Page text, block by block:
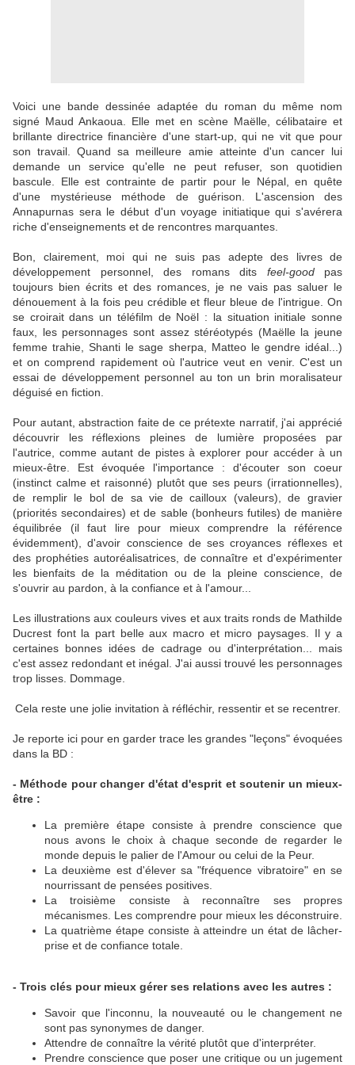
Voici une bande dessinée adaptée du roman du même nom
signé Maud Ankaoua. Elle met en scène Maëlle, célibataire et
brillante directrice financière d'une start-up, qui ne vit que pour
son travail. Quand sa meilleure amie atteinte d'un cancer lui
demande un service qu'elle ne peut refuser, son quotidien
bascule. Elle est contrainte de partir pour le Népal, en quête
d'une mystérieuse méthode de guérison. L'ascension des
Annapurnas sera le début d'un voyage initiatique qui s'avérera
riche d'enseignements et de rencontres marquantes.
Bon, clairement, moi qui ne suis pas adepte des livres de
développement personnel, des romans dits feel-goodpas
toujours bien écrits et des romances, je ne vais pas saluer le
dénouement à la fois peu crédible et fleur bleue de l'intrigue. On
se croirait dans un téléfilm de Noël : la situation initiale sonne
faux, les personnages sont assez stéréotypés (Maëlle la jeune
femme trahie, Shanti le sage sherpa, Matteo le gendre idéal...)
et on comprend rapidement où l'autrice veut en venir. C'est un
essai de développement personnel au ton un brin moralisateur
déguisé en fiction.
Pour autant, abstraction faite de ce prétexte narratif, j'ai apprécié
découvrir les réflexions pleines de lumière proposées par
l'autrice, comme autant de pistes à explorer pour accéder à un
mieux-être. Est évoquée l'importance : d'écouter son coeur
(instinct calme et raisonné) plutôt que ses peurs (irrationnelles),
de remplir le bol de sa vie de cailloux (valeurs), de gravier
(priorités secondaires) et de sable (bonheurs futiles) de manière
équilibrée (il faut lire pour mieux comprendre la référence
évidemment), d'avoir conscience de ses croyances réflexes et
des prophéties autoréalisatrices, de connaître et d'expérimenter
les bienfaits de la méditation ou de la pleine conscience, de
s'ouvrir au pardon, à la confiance et à l'amour...
Les illustrations aux couleurs vives et aux traits ronds de Mathilde
Ducrest font la part belle aux macro et micro paysages. Il y a
certaines bonnes idées de cadrage ou d'interprétation... mais
c'est assez redondant et inégal. J'ai aussi trouvé les personnages
trop lisses. Dommage.
Cela reste une jolie invitation à réfléchir, ressentir et se recentrer.
Je reporte ici pour en garder trace les grandes "leçons" évoquées
dans la BD :
- Méthode pour changer d'état d'esprit et soutenir un mieux-
être :
La première étape consiste à prendre conscience que
nous avons le choix à chaque seconde de regarder le
monde depuis le palier de l'Amour ou celui de la Peur.
La deuxième est d'élever sa "fréquence vibratoire" en se
nourrissant de pensées positives.
La troisième consiste à reconnaître ses propres
mécanismes. Les comprendre pour mieux les déconstruire.
La quatrième étape consiste à atteindre un état de lâcher-
prise et de confiance totale.
- Trois clés pour mieux gérer ses relations avec les autres :
Savoir que l'inconnu, la nouveauté ou le changement ne
sont pas synonymes de danger.
Attendre de connaître la vérité plutôt que d'interpréter.
Prendre conscience que poser une critique ou un jugement